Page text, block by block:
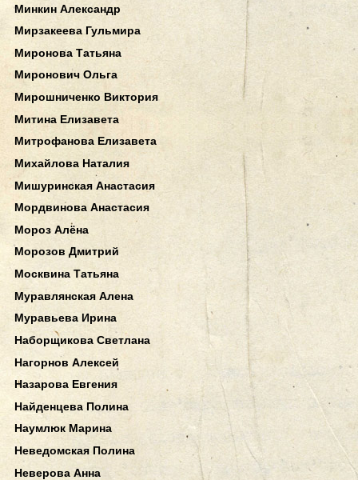
Минкин Александр
Мирзакеева Гульмира
Миронова Татьяна
Миронович Ольга
Мирошниченко Виктория
Митина Елизавета
Митрофанова Елизавета
Михайлова Наталия
Мишуринская Анастасия
Мордвинова Анастасия
Мороз Алёна
Морозов Дмитрий
Москвина Татьяна
Муравлянская Алена
Муравьева Ирина
Наборщикова Светлана
Нагорнов Алексей
Назарова Евгения
Найденцева Полина
Наумлюк Марина
Неведомская Полина
Неверова Анна